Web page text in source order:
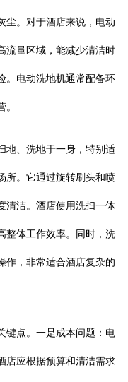
尘。对于酒店来说，电动
流量区域，能减少清洁时
。电动洗地机通常配备环
地、洗地于一身，特别适
所。它通过旋转刷头和喷
清洁。酒店使用洗扫一体
整体工作效率。同时，洗
作，非常适合酒店复杂的
键点。一是成本问题：电
店应根据预算和清洁需求